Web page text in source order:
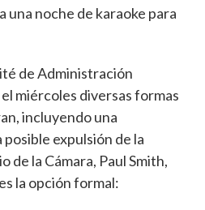
una noche de karaoke para
de Administración
miércoles diversas formas
incluyendo una
expulsión de la
de la Cámara, Paul Smith,
la opción formal: